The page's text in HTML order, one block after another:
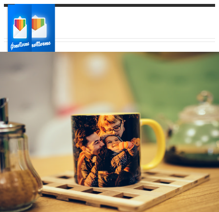
Ваш регион доставки
Выберите из списка: